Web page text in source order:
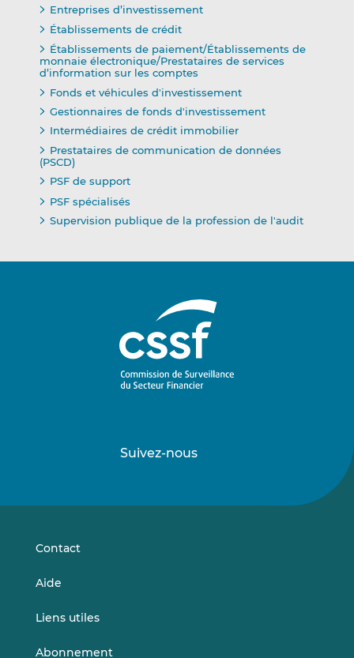
Entreprises d’investissement
Établissements de crédit
Établissements de paiement/Établissements de
monnaie électronique/Prestataires de services
d’information sur les comptes
Fonds et véhicules d'investissement
Gestionnaires de fonds d'investissement
Intermédiaires de crédit immobilier
Prestataires de communication de données
(PSCD)
PSF de support
PSF spécialisés
Supervision publique de la profession de l'audit
Suivez-nous
sursur
Contact
Aide
Liens utiles
Abonnement